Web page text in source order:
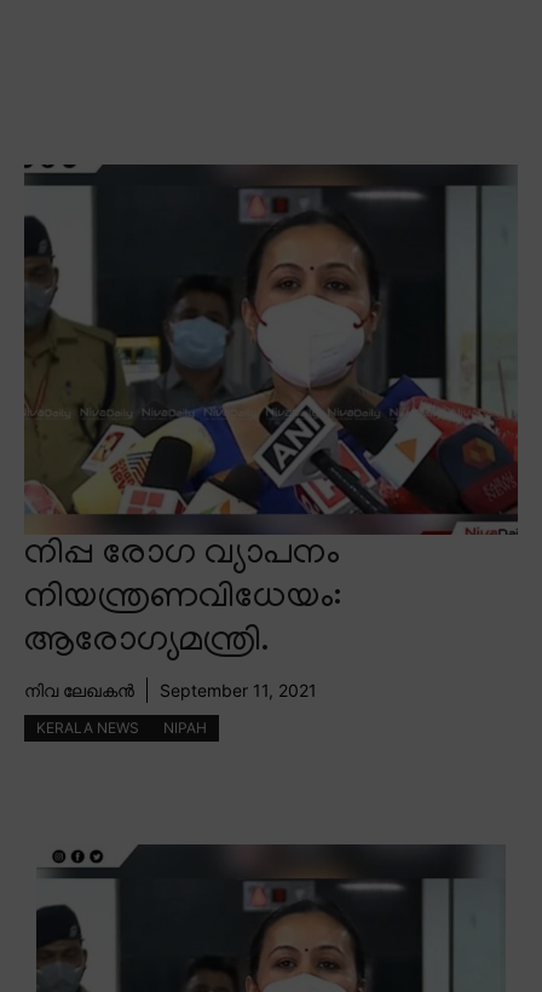
നിപ്പ രോഗ വ്യാപനം
നിയന്ത്രണവിധേയം:
ആരോഗ്യമന്ത്രി.
നിവ ലേഖകൻ September 11, 2021
KERALA NEWS NIPAH